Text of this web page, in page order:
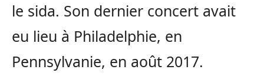
le sida. Son dernier concert avait
eu lieu à Philadelphie, en
Pennsylvanie, en août 2017.